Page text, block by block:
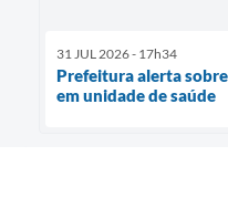
31 JUL 2026 - 17h34
Prefeitura alerta
em unidade de saúde